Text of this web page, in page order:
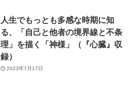
人生でもっとも多感な時期に知
る、「自己と他者の境界線と不条
理」を描く「神様」（『心臓』収
録）
2023年7月17日